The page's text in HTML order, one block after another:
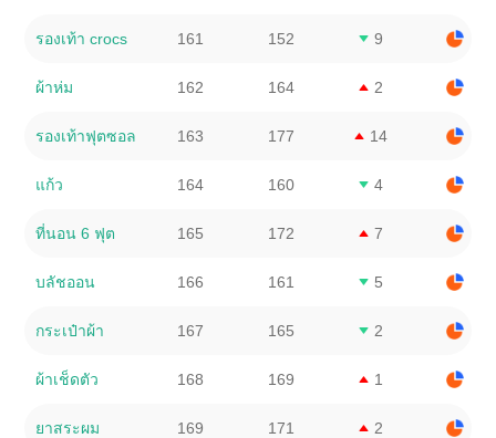
รองเท้า crocs 161 152 9
ผ้าห่ม 162 164 2
รองเท้าฟุตซอล 163 177 14
แก้ว 164 160 4
ที่นอน 6 ฟุต 165 172 7
บลัชออน 166 161 5
กระเป๋าผ้า 167 165 2
ผ้าเช็ดตัว 168 169 1
ยาสระผม 169 171 2